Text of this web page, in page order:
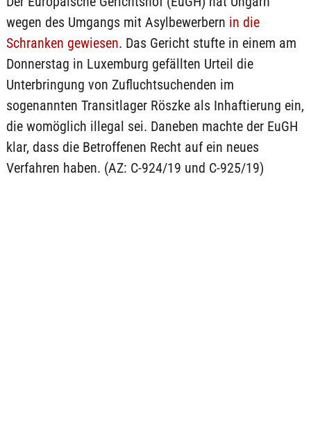
wegen des Umgangs mit Asylbewerbern in die
Schranken gewiesen. Das Gericht stufte in einem am
Donnerstag in Luxemburg gefällten Urteil die
Unterbringung von Zufluchtsuchenden im
sogenannten Transitlager Röszke als Inhaftierung ein,
die womöglich illegal sei. Daneben machte der EuGH
klar, dass die Betroffenen Recht auf ein neues
Verfahren haben. (AZ: C-924/19 und C-925/19)